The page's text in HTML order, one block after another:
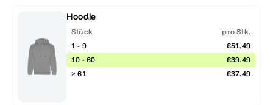
Hoodie
Stück
pro Stk.
1 - 9
€51.49
10 - 60
€39.49
> 61
€37.49